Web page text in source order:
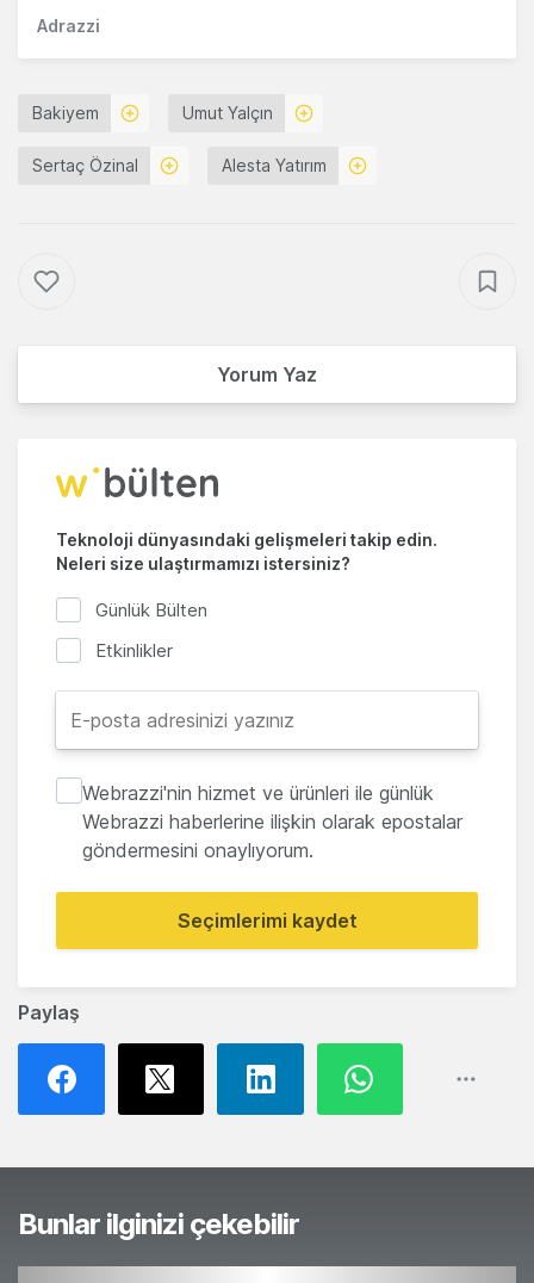
Paylaş
Adrazzi
Bakiyem Umut Yalçın
Sertaç Özinal Alesta Yatırım
Yorum Yaz
Teknoloji dünyasındaki gelişmeleri takip edin.
Neleri size ulaştırmamızı istersiniz?
Günlük Bülten
Etkinlikler
Webrazzi'nin hizmet ve ürünleri ile günlük
Webrazzi haberlerine ilişkin olarak epostalar
göndermesini onaylıyorum.
Seçimlerimi kaydet
Bunlar ilginizi çekebilir